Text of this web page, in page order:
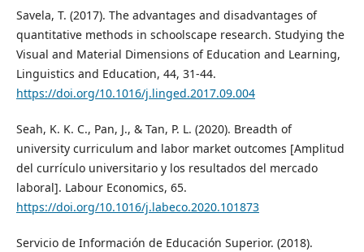
Savela, T. (2017). The advantages and disadvantages of
quantitative methods in schoolscape research. Studying the
Visual and Material Dimensions of Education and Learning,
Linguistics and Education, 44, 31-44.
https://doi.org/10.1016/j.linged.2017.09.004
Seah, K. K. C., Pan, J., & Tan, P. L. (2020). Breadth of
university curriculum and labor market outcomes [Amplitud
del currículo universitario y los resultados del mercado
laboral]. Labour Economics, 65.
https://doi.org/10.1016/j.labeco.2020.101873
Servicio de Información de Educación Superior. (2018).